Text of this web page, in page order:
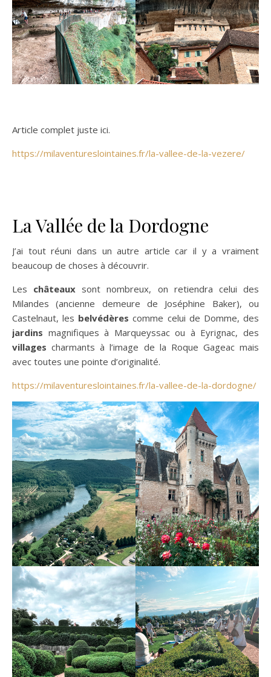
Article complet juste ici.
https://milaventureslointaines.fr/la-vallee-de-la-vezere/
La Vallée de la Dordogne
J’ai tout réuni dans un autre article car il y a vraiment
beaucoup de choses à découvrir.
Les châteaux sont nombreux, on retiendra celui des
Milandes (ancienne demeure de Joséphine Baker), ou
Castelnaut, les belvédères comme celui de Domme, des
jardins magnifiques à Marqueyssac ou à Eyrignac, des
villages charmants à l’image de la Roque Gageac mais
avec toutes une pointe d’originalité.
https://milaventureslointaines.fr/la-vallee-de-la-dordogne/